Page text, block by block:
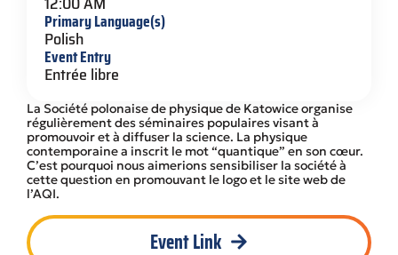
La Société polonaise de physique de Katowice organise
régulièrement des séminaires populaires visant à
promouvoir et à diffuser la science. La physique
contemporaine a inscrit le mot “quantique” en son cœur.
C’est pourquoi nous aimerions sensibiliser la société à
cette question en promouvant le logo et le site web de
l’AQI.
Event Link
Primary Language(s)
Polish
Event Entry
Entrée libre